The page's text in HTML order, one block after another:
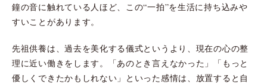
鐘の音に触れている人ほど、この“一拍”を生活に持ち込みや
すいことがあります。
先祖供養は、過去を美化する儀式というより、現在の心の整
理に近い働きをします。「あのとき言えなかった」「もっと
優しくできたかもしれない」といった感情は、放置すると自